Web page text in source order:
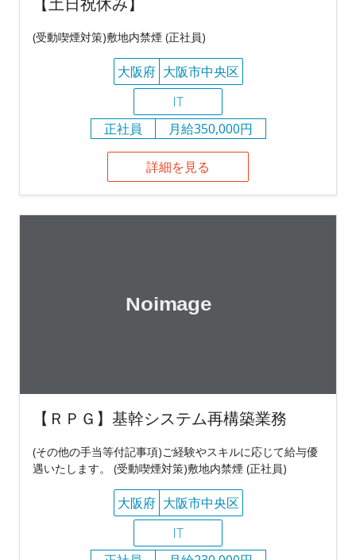
(受動喫煙対策)敷地内禁煙 (正社員)
大阪府 大阪市中央区
IT
正社員
月給350,000円
詳細を見る
【ＲＰＧ】基幹システム再構築業務
(その他の手当等付記事項)ご経験やスキルに応じて給与優
遇いたします。 (受動喫煙対策)敷地内禁煙 (正社員)
大阪府 大阪市中央区
IT